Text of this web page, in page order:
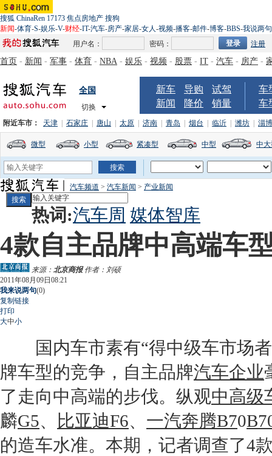
搜狐 ChinaRen 17173 焦点房地产 搜狗
新闻-体育-S-娱乐-V-财经-IT-汽车-房产-家居-女人-视频-播客-邮件-博客-BBS-我说两句
用户名：
密码： 注册
首页 - 新闻 - 军事 - 体育 - NBA - 娱乐 - 视频 - 股票 - IT - 汽车 - 房产 -
全国
切换
新车 导购
试驾
新闻
降价 销量
车
车
附近车市： 天津 石家庄 唐山 太原 济南 青岛 烟台 临沂 潍坊 淄博
微型 小型 紧凑型 中型 中
汽车频道 > 汽车新闻 > 产业新闻
热词:汽车周 媒体智库
4款自主品牌中高端车
来源： 北京商报作者：刘硕
2011年08月09日08:21
我来说两句(0)
复制链接
打印
大中小
国内车市素有“得中级车市场者
牌车型的竞争，自主品牌汽车企业
了走向中高端的步伐。纵观中高级
麟G5、 比亚迪F6、 一汽奔腾B70
的造车水准。本期，记者调查了4